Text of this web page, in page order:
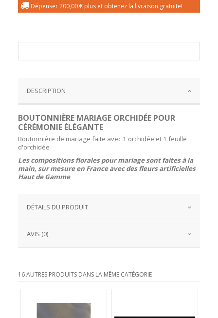
Dépenser200,00 € plus et obtenez la livraison gratuite!
DESCRIPTION
BOUTONNIÈRE MARIAGE ORCHIDÉE POUR
CÉRÉMONIE ÉLÉGANTE
Boutonnière de mariage faite avec 1 orchidée et 1 feuille
d'orchidée
Les compositions florales pour mariage sont faites à la
main, sur mesure en France avec des fleurs artificielles
Haut de Gamme
DÉTAILS DU PRODUIT
AVIS (0)
16 AUTRES PRODUITS DANS LA MÊME CATÉGORIE :